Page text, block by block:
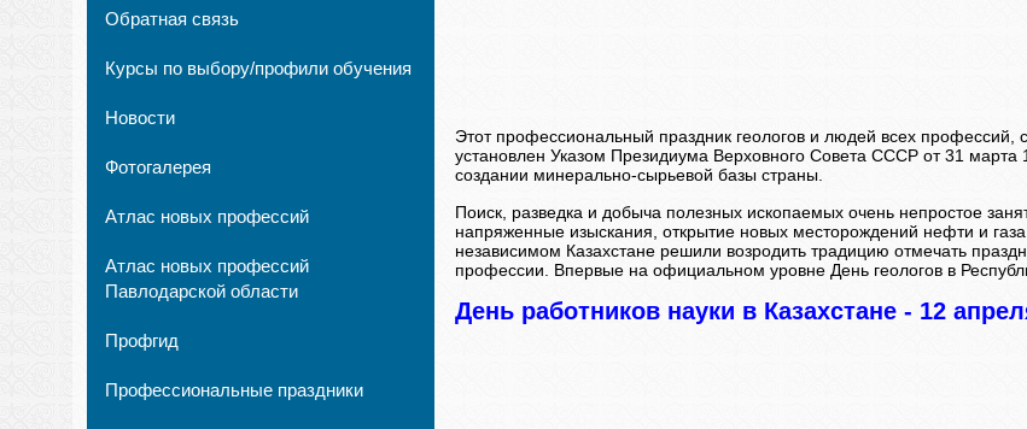
Обратная связь
Курсы по выбору/профили обучения
Новости
Фотогалерея
Атлас новых профессий
Атлас новых профессий
Павлодарской области
Профгид
Профессиональные праздники
Этот профессиональный праздник геологов и людей всех
установлен Указом Президиума Верховного Совета СССР от 31 марта
создании минерально-сырьевой базы страны.
Поиск, разведка и добыча полезных ископаемых очень непростое
напряженные изыскания, открытие новых месторождений нефти и
независимом Казахстане решили возродить традицию отмечать
профессии. Впервые на официальном уровне День геологов в
День работников науки в Казахстане - 12